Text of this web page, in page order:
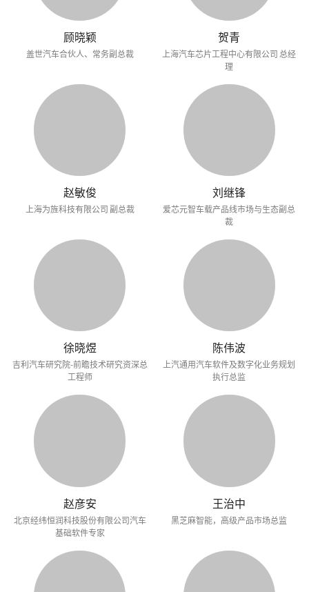
顾晓颖
盖世汽车合伙人、常务副总裁
贺青
上海汽车芯片工程中心有限公司 总经
理
赵敏俊
上海为旌科技有限公司 副总裁
刘继锋
爱芯元智车载产品线市场与生态副总
裁
徐晓煜
吉利汽车研究院-前瞻技术研究资深总
工程师
陈伟波
上汽通用汽车软件及数字化业务规划
执行总监
赵彦安
北京经纬恒润科技股份有限公司汽车
基础软件专家
王治中
黑芝麻智能，高级产品市场总监